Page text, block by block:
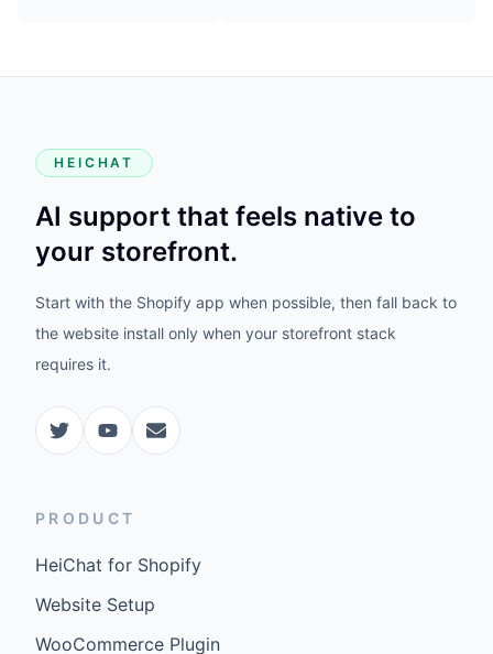
HEICHAT
AI support that feels native to
your storefront.
Start with the Shopify app when possible, then fall back to
the website install only when your storefront stack
requires it.
PRODUCT
HeiChat for Shopify
Website Setup
WooCommerce Plugin